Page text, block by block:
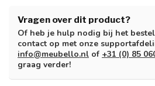
Vragen over dit product?
Of heb je hulp nodig bij het
contact op met onze
info@meubello.nl of +31 (0) 85
graag verder!